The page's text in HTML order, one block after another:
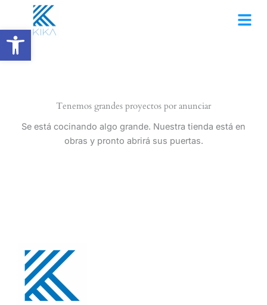
Abrir barra de herramientas
contenido
Tenemos grandes proyectos por anunciar
Se está cocinando algo grande. Nuestra tienda está en
obras y pronto abrirá sus puertas.